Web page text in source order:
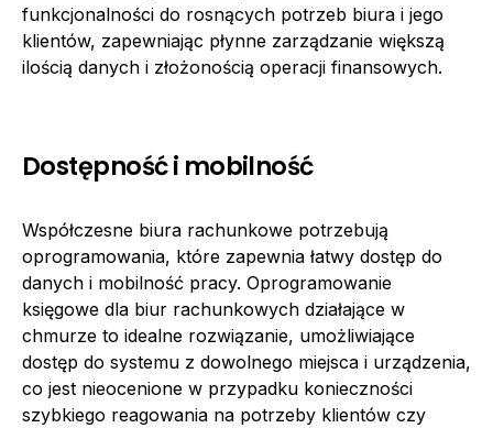
funkcjonalności do rosnących potrzeb biura i jego
klientów, zapewniając płynne zarządzanie większą
ilością danych i złożonością operacji finansowych.
Dostępność i mobilność
Współczesne biura rachunkowe potrzebują
oprogramowania, które zapewnia łatwy dostęp do
danych i mobilność pracy. Oprogramowanie
księgowe dla biur rachunkowych działające w
chmurze to idealne rozwiązanie, umożliwiające
dostęp do systemu z dowolnego miejsca i urządzenia,
co jest nieocenione w przypadku konieczności
szybkiego reagowania na potrzeby klientów czy